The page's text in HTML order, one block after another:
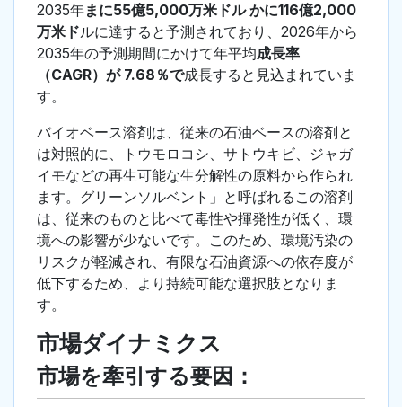
2035年まに55億5,000万米ドル かに116億2,000
万米ドルに達すると予測されており、2026年から
2035年の予測期間にかけて年平均成長率
（CAGR）が 7.68％で成長すると見込まれていま
す。
バイオベース溶剤は、従来の石油ベースの溶剤と
は対照的に、トウモロコシ、サトウキビ、ジャガ
イモなどの再生可能な生分解性の原料から作られ
ます。グリーンソルベント」と呼ばれるこの溶剤
は、従来のものと比べて毒性や揮発性が低く、環
境への影響が少ないです。このため、環境汚染の
リスクが軽減され、有限な石油資源への依存度が
低下するため、より持続可能な選択肢となりま
す。
市場ダイナミクス
市場を牽引する要因：